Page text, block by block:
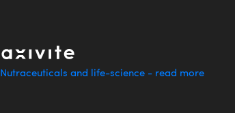
Nutraceuticals and life-science - read more